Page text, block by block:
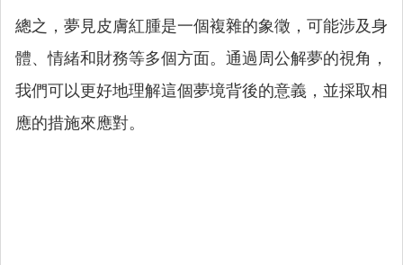
總之，夢見皮膚紅腫是一個複雜的象徵，可能涉及身
體、情緒和財務等多個方面。通過周公解夢的視角，
我們可以更好地理解這個夢境背後的意義，並採取相
應的措施來應對。